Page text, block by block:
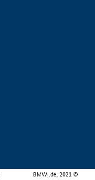
BMWi.de, 2021 ©